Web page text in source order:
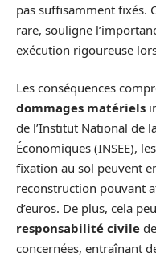
pas suffisamment fixés.
rare, souligne
exécution rigoureuse
Les conséquences
dommages matériels
de l’Institut National de
Économiques (INSEE),
fixation au sol peuvent
reconstruction pouvant
d’euros. De plus, cela
responsabilité civile
concernées, entraînant